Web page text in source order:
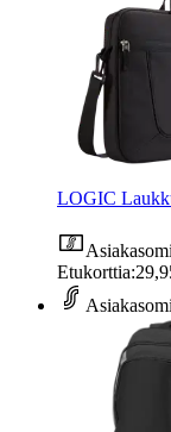
LOGIC
Etukorttia: